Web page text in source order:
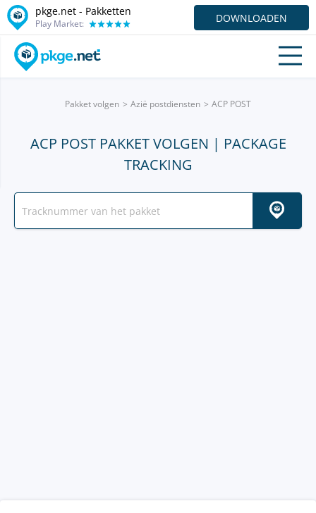
pkge.net - Pakketten
Play Market: DOWNLOADEN
Pakket volgen Azië postdiensten ACP POST
ACP POST PAKKET VOLGEN | PACKAGE
TRACKING